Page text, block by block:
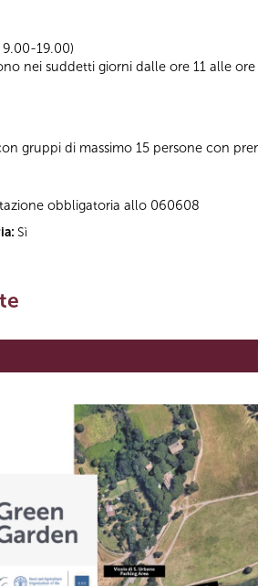
19.00)
nei suddetti giorni dalle ore 11 alle
gruppi di massimo 15 persone con
obbligatoria allo 060608
Sì